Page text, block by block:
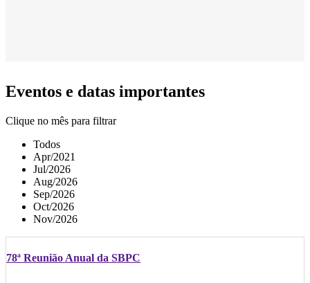
Eventos e datas importantes
Clique no mês para filtrar
Todos
Apr/2021
Jul/2026
Aug/2026
Sep/2026
Oct/2026
Nov/2026
78ª Reunião Anual da SBPC